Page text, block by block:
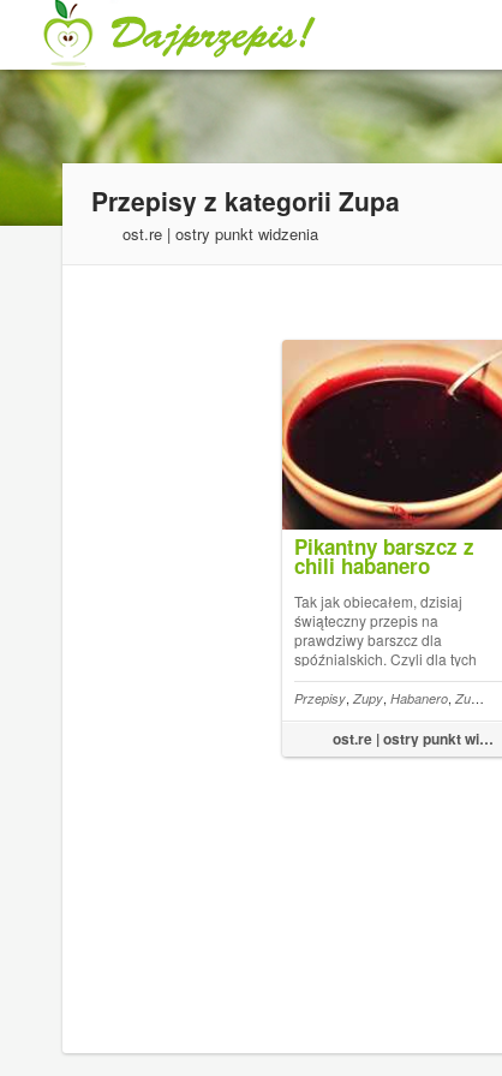
Przepisy z kategorii Zupa
ost.re | ostry punkt widzenia
Pikantny barszcz z
chili habanero
Tak jak obiecałem, dzisiaj
świąteczny przepis na
prawdziwy barszcz dla
spóźnialskich. Czyli dla tych
co nie zakisili buraków
odpowiednio wcześniej. Na
pocieszenie powiem, że
nawet bez kiszenia możemy
uzyskać bardzo smaczny
ost.re | ostry punkt widzenia
Przepisy, Zupy, Habanero, Zupa